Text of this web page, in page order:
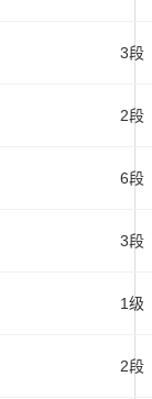
3段
2段
6段
3段
1级
2段